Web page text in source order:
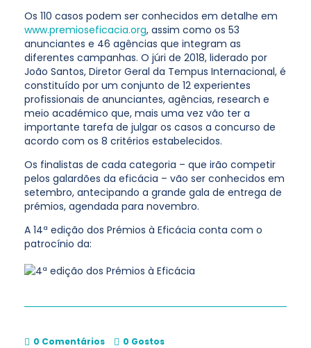
Os 110 casos podem ser conhecidos em detalhe em
www.premioseficacia.org, assim como os 53
anunciantes e 46 agências que integram as
diferentes campanhas. O júri de 2018, liderado por
João Santos, Diretor Geral da Tempus Internacional, é
constituído por um conjunto de 12 experientes
profissionais de anunciantes, agências, research e
meio académico que, mais uma vez vão ter a
importante tarefa de julgar os casos a concurso de
acordo com os 8 critérios estabelecidos.
Os finalistas de cada categoria – que irão competir
pelos galardões da eficácia – vão ser conhecidos em
setembro, antecipando a grande gala de entrega de
prémios, agendada para novembro.
A 14ª edição dos Prémios à Eficácia conta com o
patrocínio da:
0 Comentários 0 Gostos